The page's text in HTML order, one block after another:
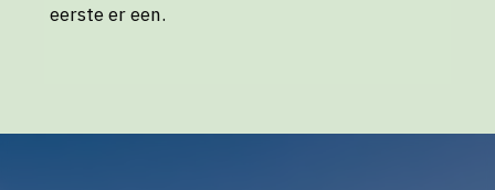
eerste er een.